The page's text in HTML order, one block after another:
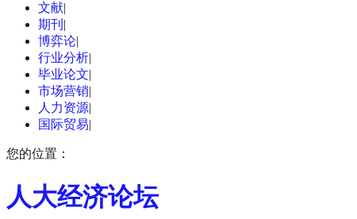
文献|
期刊 |
博弈论|
行业分析|
毕业论文|
市场营销|
人力资源|
国际贸易|
您的位置：
人大经济论坛